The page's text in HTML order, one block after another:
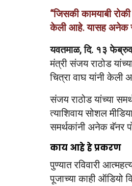
“जिसकी कामयाबी
केली आहे. यासह अनेक
यवतमाळ, दि. १३
मंत्री संजय राठोड
चित्रा वाघ यांनी
संजय राठोड यांच्या
त्याशिवाय सोशल
समर्थकांनी अनेक बॅनर
काय आहे हे प्रकरण
पुण्यात रविवारी
पूजाच्या काही ऑडियो